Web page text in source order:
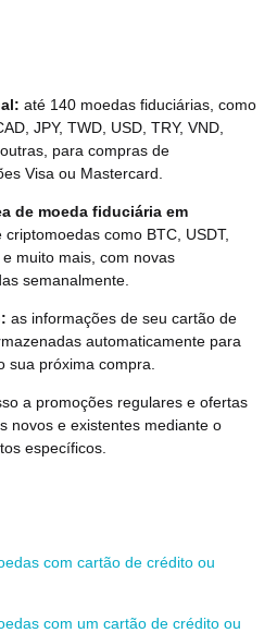
até 140 moedas fiduciárias, como
JPY, TWD, USD, TRY, VND,
para compras de
Visa ou Mastercard.
de moeda fiduciária em
criptomoedas como BTC, USDT,
muito mais, com novas
semanalmente.
as informações de seu cartão de
automaticamente para
sua próxima compra.
a promoções regulares e ofertas
novos e existentes mediante o
específicos.
com cartão de crédito ou
com um cartão de crédito ou